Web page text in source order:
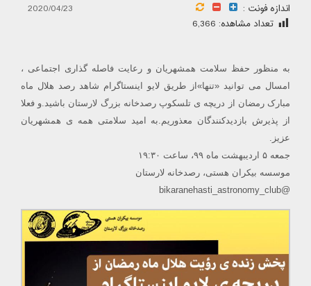
اندازه فونت :
2020/04/23
تعداد مشاهده: 6,366
به منظور حفظ سلامت همشهریان و رعایت فاصله گذاری اجتماعی ،
امسال می توانید «تنها»از طریق لایو اینستاگرام شاهد رصد هلال ماه
مبارک رمضان از دریچه ی تلسکوپ رصدخانه بزرگ لارستان باشید.و فعلا
از پذیرش بازدیدکنندگان معذوریم.به امید سلامتی همه ی همشهریان
عزیز.
جمعه ۵ اردیبهشت ماه ۹۹، ساعت ۱۹:۳۰
موسسه بیکران هستی، رصدخانه لارستان
@bikaranehasti_astronomy_club